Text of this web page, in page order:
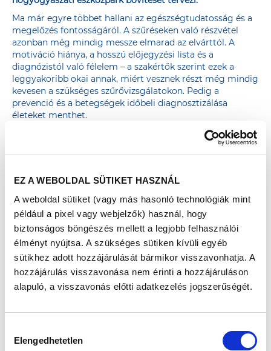
EZ A WEBOLDAL SÜTIKET HASZNÁL
A weboldal sütiket (vagy más hasonló technológiák mint
például a pixel vagy webjelzők) használ, hogy
biztonságos böngészés mellett a legjobb felhasználói
élményt nyújtsa. A szükséges sütiken kívüli egyéb
sütikhez adott hozzájárulását bármikor visszavonhatja. A
hozzájárulás visszavonása nem érinti a hozzájáruláson
alapuló, a visszavonás előtti adatkezelés jogszerűségét.
kiválasztása
Elengedhetetlen
Ma már egyre többet hallani az egészségtudatosság és a
megelőzés fontosságáról. A szűréseken való részvétel
azonban még mindig messze elmarad az elvárttól. A
motiváció hiánya, a hosszú előjegyzési lista és a
diagnózistól való félelem – a szakértők szerint ezek a
leggyakoribb okai annak, miért vesznek részt még mindig
kevesen a szükséges szűrővizsgálatokon. Pedig a
prevenció és a betegségek időbeli diagnosztizálása
életeket menthet.
A szűrések és tanácsadások mellett a Kiskunhalasi
Semmelweis Kórház szakemberei sokszínű előadásokkal is
várták a helyszínre látogatókat. Olyan témákat
az egészségtudatos mindennapokhoz és a preventív
szemlélet kialakításához. Szó volt többek között a
csontritkulás megelőzéséről és kezeléséről, a memória
működéséről, illetve a lelki egészség fontosságáról is.
A Kiskunhalasi Semmelweis Kórház egy különleges
programmal is színesítette a 82. Egészségvárost: reggel
8:30 és 9:30 között a kórház helikopter-leszállópályáján
egy mentőhelikoptert és egy tűzoltóautót is
megtekinthettek a helyszínre látogatók. Ráadásul
Számos további életmód-előadáson is részt vehettek a